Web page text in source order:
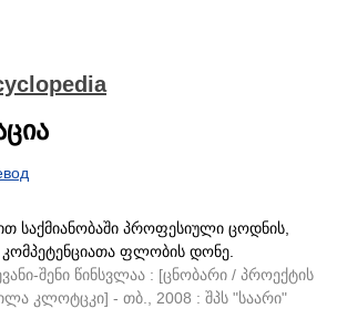
საქმიანობაში პროფესიული ცოდნის,
კომპეტენციათა ფლობის დონე.
შენი წინსვლაა : [ცნობარი / პროექტის
კლოტცკი] - თბ., 2008 : შპს "საარი"